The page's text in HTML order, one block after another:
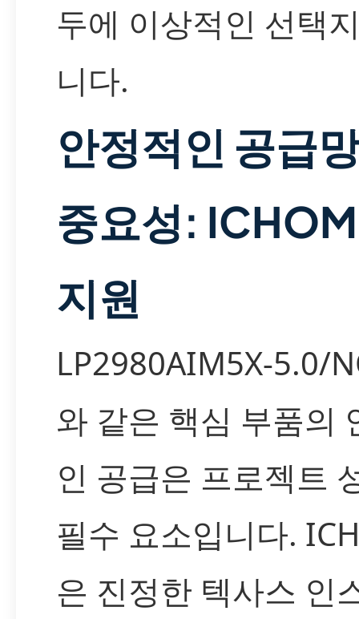
두에 이상적인 선택
니다.
안정적인 공급
중요성:
지원
LP2980AIM5X-5.0/
와 같은 핵심 부품의
인 공급은 프로젝트
필수 요소입니다.
은 진정한 텍사스 인